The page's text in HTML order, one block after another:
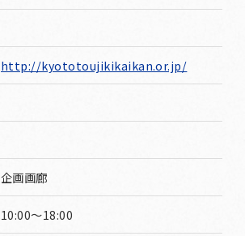
http://kyototoujikikaikan.or.jp/
企画画廊
10:00～18:00